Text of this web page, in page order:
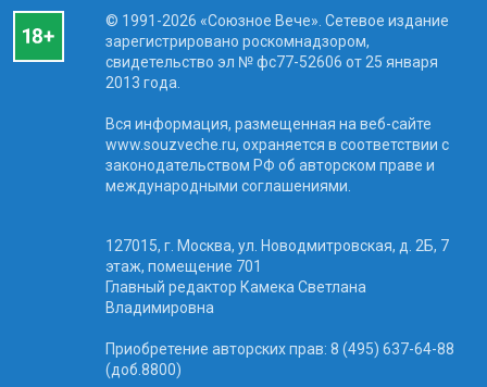
© 1991-2026 «Союзное Вече». Сетевое издание
зарегистрировано роскомнадзором,
свидетельство эл № фc77-52606 от 25 января
2013 года.
Вся информация, размещенная на веб-сайте
www.souzveche.ru, охраняется в соответствии с
законодательством РФ об авторском праве и
международными соглашениями.
127015, г. Москва, ул. Новодмитровская, д. 2Б, 7
этаж, помещение 701
Главный редактор Камека Светлана
Владимировна
Приобретение авторских прав: 8 (495) 637-64-88
(доб.8800)